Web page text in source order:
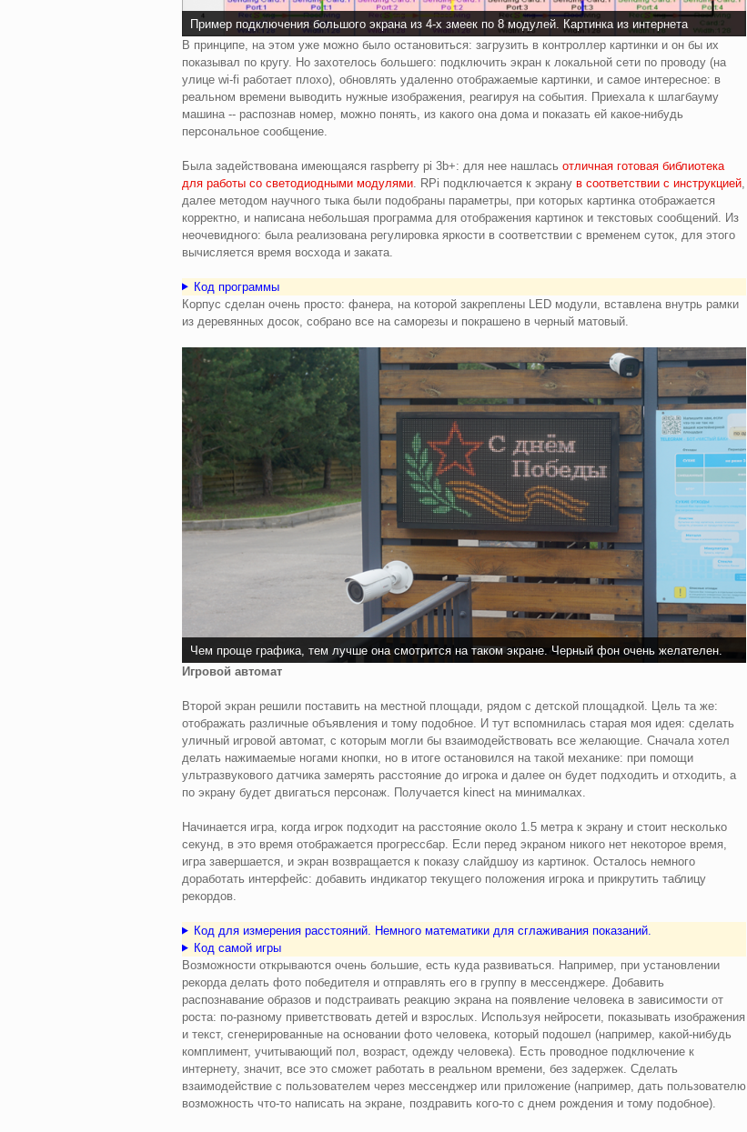
Пример подключения большого экрана из 4-х змеек по 8 модулей. Картинка из интернета
В принципе, на этом уже можно было остановиться: загрузить в контроллер картинки и он бы их
показывал по кругу. Но захотелось большего: подключить экран к локальной сети по проводу (на
улице wi-fi работает плохо), обновлять удаленно отображаемые картинки, и самое интересное: в
реальном времени выводить нужные изображения, реагируя на события. Приехала к шлагбауму
машина -- распознав номер, можно понять, из какого она дома и показать ей какое-нибудь
персональное сообщение.
Была задействована имеющаяся raspberry pi 3b+: для нее нашлась отличная готовая библиотека
для работы со светодиодными модулями. RPi подключается к экрану в соответствии с инструкцией,
далее методом научного тыка были подобраны параметры, при которых картинка отображается
корректно, и написана небольшая программа для отображения картинок и текстовых сообщений. Из
неочевидного: была реализована регулировка яркости в соответствии с временем суток, для этого
вычисляется время восхода и заката.
Код программы
Корпус сделан очень просто: фанера, на которой закреплены LED модули, вставлена внутрь рамки
из деревянных досок, собрано все на саморезы и покрашено в черный матовый.
Чем проще графика, тем лучше она смотрится на таком экране. Черный фон очень желателен.
Игровой автомат
Второй экран решили поставить на местной площади, рядом с детской площадкой. Цель та же:
отображать различные объявления и тому подобное. И тут вспомнилась старая моя идея: сделать
уличный игровой автомат, с которым могли бы взаимодействовать все желающие. Сначала хотел
делать нажимаемые ногами кнопки, но в итоге остановился на такой механике: при помощи
ультразвукового датчика замерять расстояние до игрока и далее он будет подходить и отходить, а
по экрану будет двигаться персонаж. Получается kinect на минималках.
Начинается игра, когда игрок подходит на расстояние около 1.5 метра к экрану и стоит несколько
секунд, в это время отображается прогрессбар. Если перед экраном никого нет некоторое время,
игра завершается, и экран возвращается к показу слайдшоу из картинок. Осталось немного
доработать интерфейс: добавить индикатор текущего положения игрока и прикрутить таблицу
рекордов.
Код для измерения расстояний. Немного математики для сглаживания показаний.
Код самой игры
Возможности открываются очень большие, есть куда развиваться. Например, при установлении
рекорда делать фото победителя и отправлять его в группу в мессенджере. Добавить
распознавание образов и подстраивать реакцию экрана на появление человека в зависимости от
роста: по-разному приветствовать детей и взрослых. Используя нейросети, показывать изображения
и текст, сгенерированные на основании фото человека, который подошел (например, какой-нибудь
комплимент, учитывающий пол, возраст, одежду человека). Есть проводное подключение к
интернету, значит, все это сможет работать в реальном времени, без задержек. Сделать
взаимодействие с пользователем через мессенджер или приложение (например, дать пользователю
возможность что-то написать на экране, поздравить кого-то с днем рождения и тому подобное).